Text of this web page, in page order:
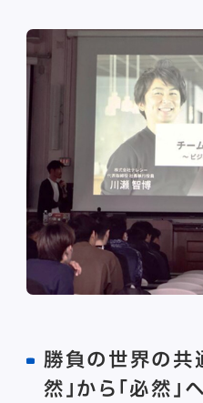
勝負の世界の共
然」から「必然」